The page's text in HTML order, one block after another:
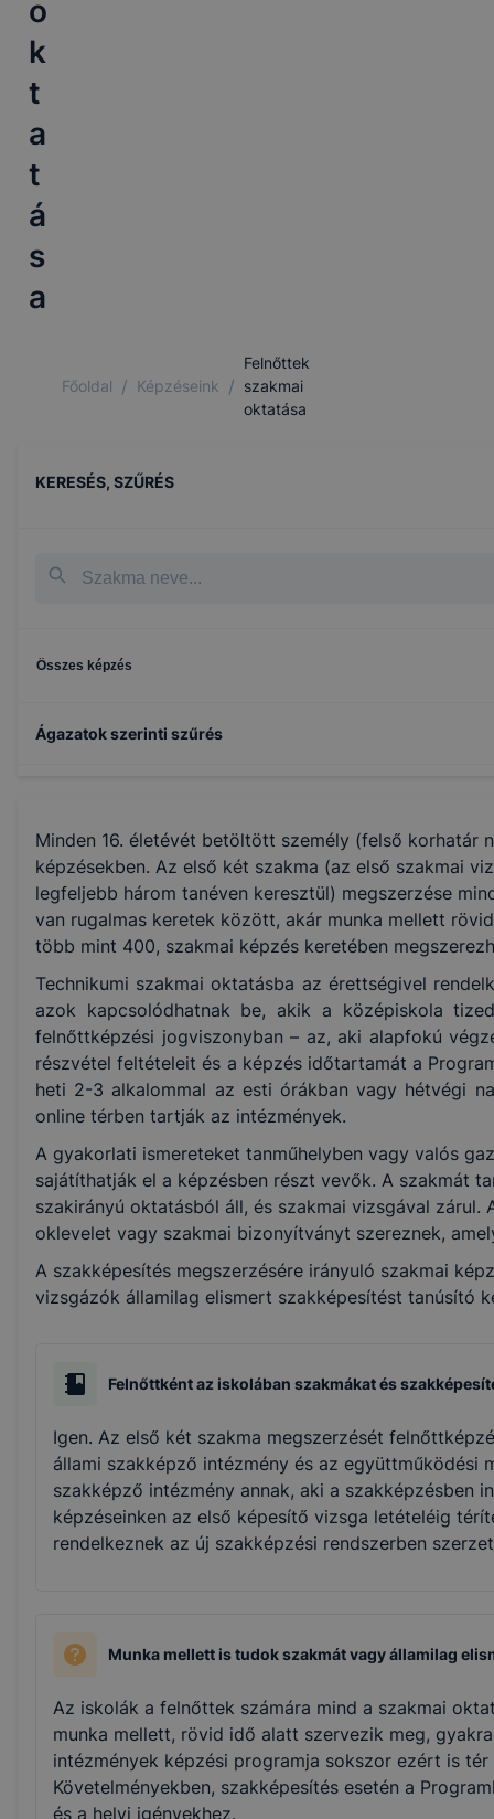
o
k
t
a
t
á
s
a
Főoldal / Képzéseink /
Felnőttek
szakmai
oktatása
KERESÉS, SZŰRÉS
Összes képzés
Ágazatok szerinti szűrés
Specializált gép- és járműgyártás
Fa- és bútoripar
Kreatív
Turizmus-vendéglátás
Egészségügy
Elektronika és elektrotechnika
Szépészet
Kereskedelem
Szociális
Oktatás
Minden 16. életévét betöltött személy (felső korhatár
képzésekben. Az első két szakma (az első szakmai
legfeljebb három tanéven keresztül) megszerzése
van rugalmas keretek között, akár munka mellett
több mint 400, szakmai képzés keretében
Technikumi szakmai oktatásba az érettségivel
azok kapcsolódhatnak be, akik a középiskola
felnőttképzési jogviszonyban – az, aki alapfokú
részvétel feltételeit és a képzés időtartamát a
heti 2-3 alkalommal az esti órákban vagy hétvégi
online térben tartják az intézmények.
A gyakorlati ismereteket tanműhelyben vagy valós
sajátíthatják el a képzésben részt vevők. A szakmát
szakirányú oktatásból áll, és szakmai vizsgával
oklevelet vagy szakmai bizonyítványt szereznek,
A szakképesítés megszerzésére irányuló szakmai
vizsgázók államilag elismert szakképesítést tanúsító
Felnőttként az iskolában szakmákat és
Igen. Az első két szakma megszerzését
állami szakképző intézmény és az együttműködési
szakképző intézmény annak, aki a szakképzésben
képzéseinken az első képesítő vizsga letételéig
rendelkeznek az új szakképzési rendszerben
Munka mellett is tudok szakmát vagy államilag
Az iskolák a felnőttek számára mind a szakmai
munka mellett, rövid idő alatt szervezik meg,
intézmények képzési programja sokszor ezért is
Követelményekben, szakképesítés esetén a
és a helyi igényekhez.